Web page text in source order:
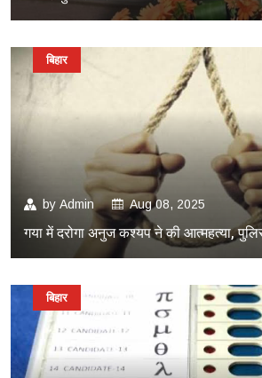
by Admin Aug 08, 2025
गया में दरोगा अनुज कश्यप ने की आत्महत्या,
बिहार
बिहार